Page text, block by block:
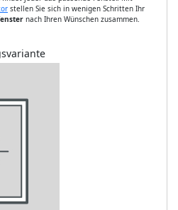
stellen Sie sich in wenigen Schritten Ihr
nach Ihren Wünschen zusammen.